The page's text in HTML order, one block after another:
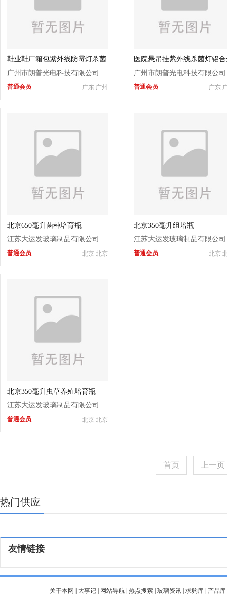
鞋业鞋厂箱包紫外线防霉灯杀菌
灭菌灯过环评检验
广州市朗普光电科技有限公司
广东 广州
普通会员
医院悬吊挂紫外线杀菌灯铝
支架式灭菌消毒灯
广州市朗普光电科技有限公司
广东
普通会员
北京650毫升菌种培育瓶
江苏大运发玻璃制品有限公司
北京 北京
普通会员
北京350毫升组培瓶
江苏大运发玻璃制品有限公司
北京
普通会员
北京350毫升虫草养殖培育瓶
江苏大运发玻璃制品有限公司
北京 北京
普通会员
首页 上一页
热门供应
友情链接
关于本网 大事记 网站导航 热点搜索 玻璃资讯 求购库 产品库